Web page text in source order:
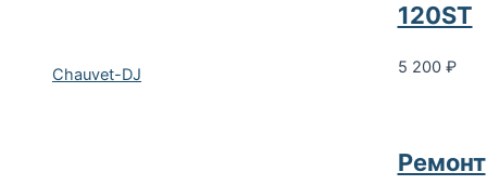
Chauvet-DJ
120ST
5 200 ₽
Ремонт